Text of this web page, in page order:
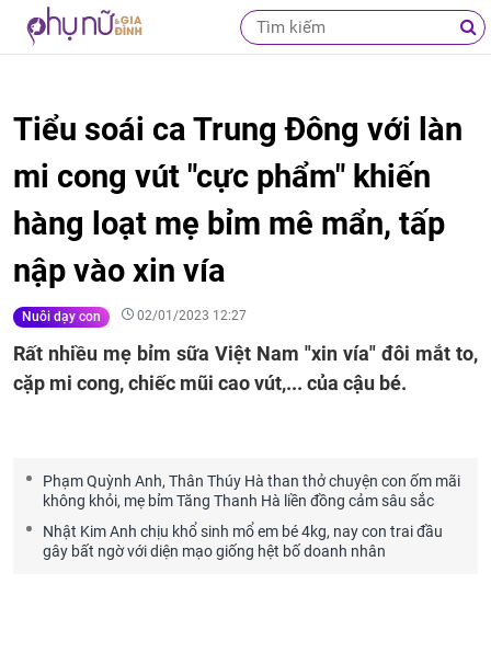
Tiểu soái ca Trung Đông với làn
mi cong vút "cực phẩm" khiến
hàng loạt mẹ bỉm mê mẩn, tấp
nập vào xin vía
Nuôi dạy con 02/01/2023 12:27
Rất nhiều mẹ bỉm sữa Việt Nam "xin vía" đôi mắt to,
cặp mi cong, chiếc mũi cao vút,... của cậu bé.
Phạm Quỳnh Anh, Thân Thúy Hà than thở chuyện con ốm mãi
không khỏi, mẹ bỉm Tăng Thanh Hà liền đồng cảm sâu sắc
Nhật Kim Anh chịu khổ sinh mổ em bé 4kg, nay con trai đầu
gây bất ngờ với diện mạo giống hệt bố doanh nhân